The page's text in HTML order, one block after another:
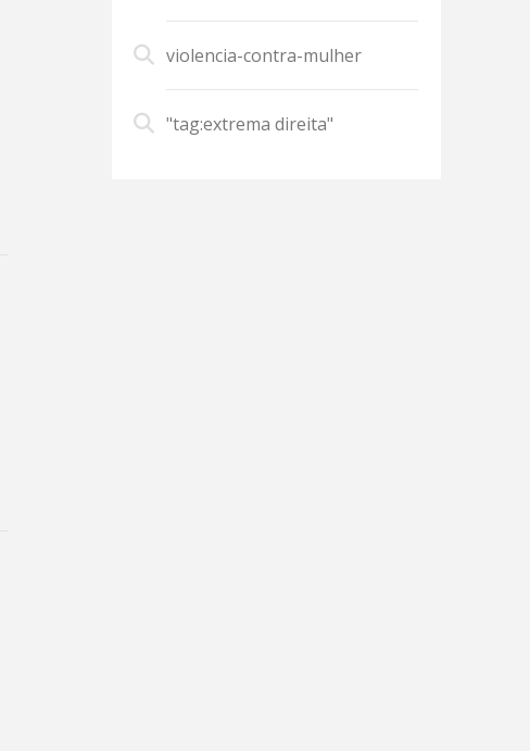
violencia-contra-mulher
"tag:extrema direita"